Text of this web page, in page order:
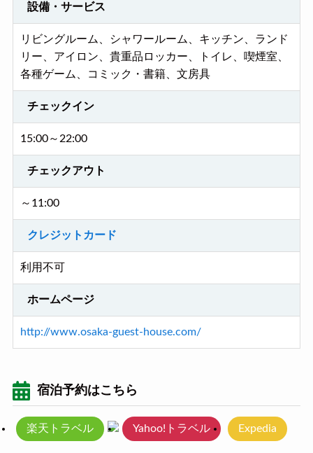
設備・サービス
リビングルーム、シャワールーム、キッチン、ランド
リー、アイロン、貴重品ロッカー、トイレ、喫煙室、
各種ゲーム、コミック・書籍、文房具
チェックイン
15:00～22:00
チェックアウト
～11:00
クレジットカード
利用不可
ホームページ
http://www.osaka-guest-house.com/
宿泊予約はこちら
楽天トラベル Yahoo!トラベル Expedia